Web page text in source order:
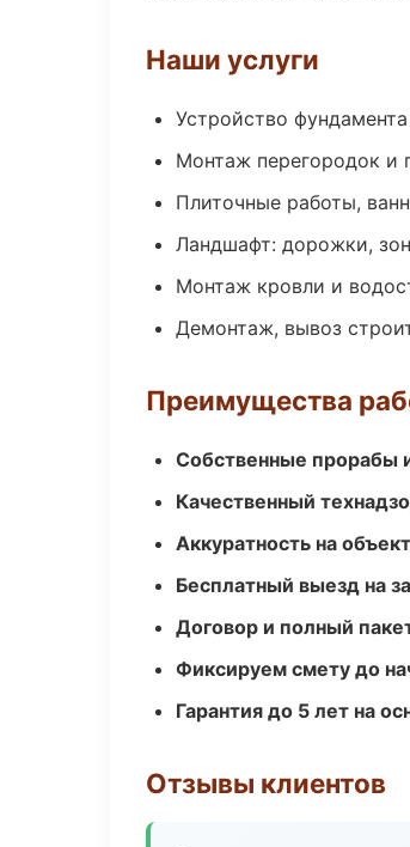
Наши услуги
Устройство
Монтаж перегородок и
Плиточные работы,
Ландшафт: дорожки,
Монтаж кровли и
Демонтаж, вывоз
Преимущества
Собственные прорабы
Качественный
Аккуратность на
Бесплатный выезд на
Договор и полный
Фиксируем смету до
Гарантия до 5 лет на
Отзывы клиентов